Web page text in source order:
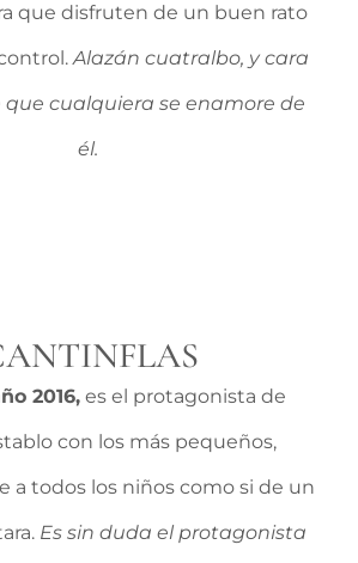
que disfruten de un buen rato
Alazán cuatralbo, y cara
cualquiera se enamore de
él.
2016,es el protagonista de
con los más pequeños,
a todos los niños como si de un
Es sin duda el protagonista